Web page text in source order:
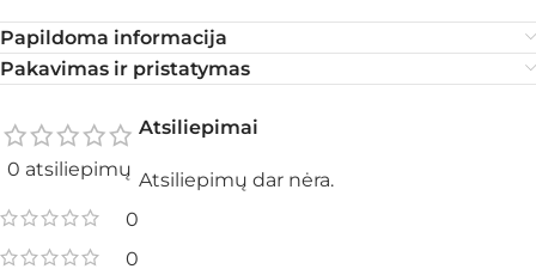
Papildoma informacija
Pakavimas ir pristatymas
0 atsiliepimų
0
0
Atsiliepimai
Atsiliepimų dar nėra.